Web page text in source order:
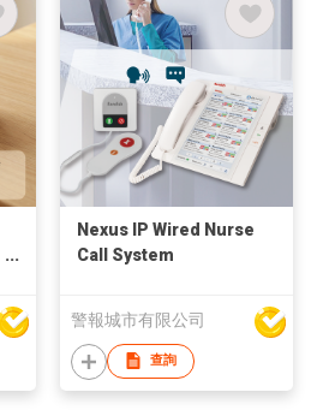
Nexus IP Wired Nurse
Call System
警報城市有限公司
查詢